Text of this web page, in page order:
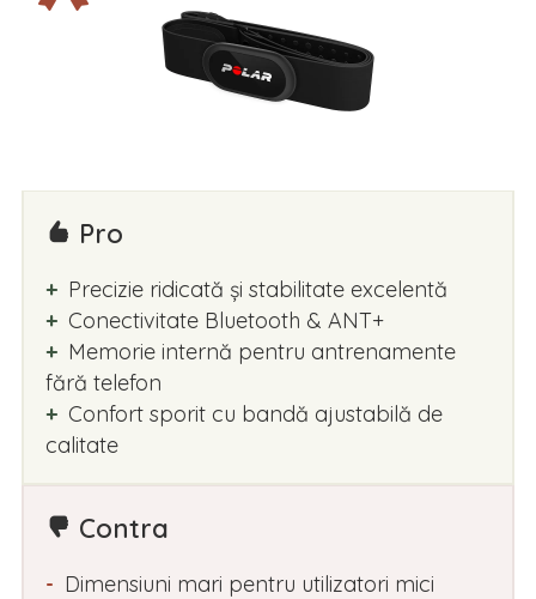
Pro
Precizie ridicată și stabilitate excelentă
Conectivitate Bluetooth & ANT+
Memorie internă pentru antrenamente
fără telefon
Confort sporit cu bandă ajustabilă de
calitate
Contra
Dimensiuni mari pentru utilizatori mici